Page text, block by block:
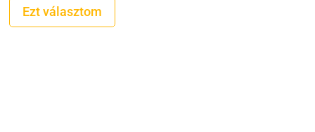
Ezt választom